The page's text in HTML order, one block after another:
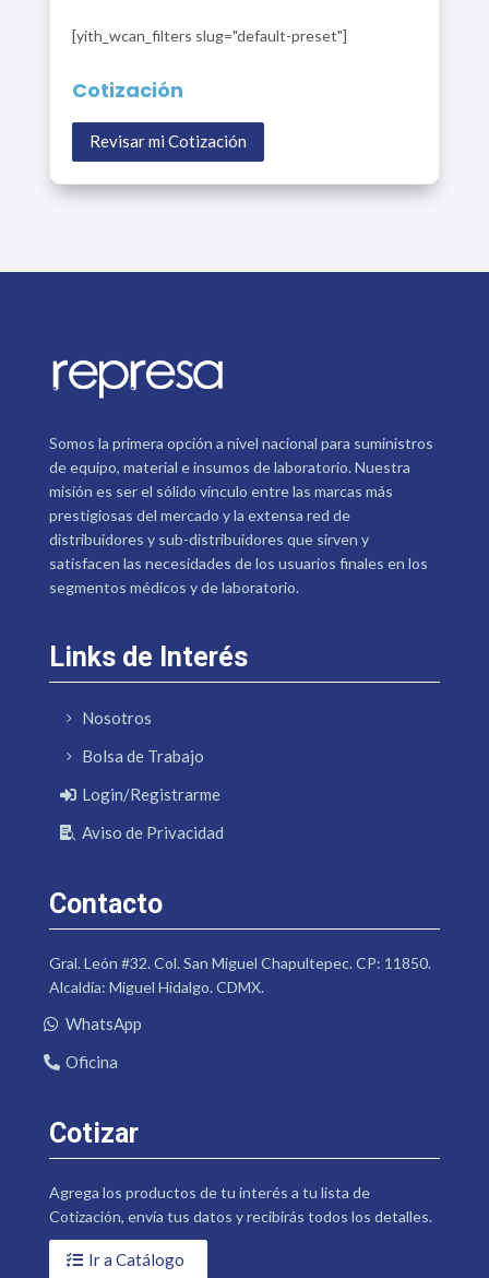
[yith_wcan_filters slug="default-preset"]
Cotización
Revisar mi Cotización
Somos la primera opción a nivel nacional para suministros
de equipo, material e insumos de laboratorio. Nuestra
misión es ser el sólido vínculo entre las marcas más
prestigiosas del mercado y la extensa red de
distribuidores y sub-distribuidores que sirven y
satisfacen las necesidades de los usuarios finales en los
segmentos médicos y de laboratorio.
Links de Interés
Nosotros
Bolsa de Trabajo
Login/Registrarme
Aviso de Privacidad
Contacto
Gral. León #32. Col. San Miguel Chapultepec. CP: 11850.
Alcaldía: Miguel Hidalgo. CDMX.
WhatsApp
Oficina
Cotizar
Agrega los productos de tu interés a tu lista de
Cotización, envía tus datos y recibirás todos los detalles.
Ir a Catálogo